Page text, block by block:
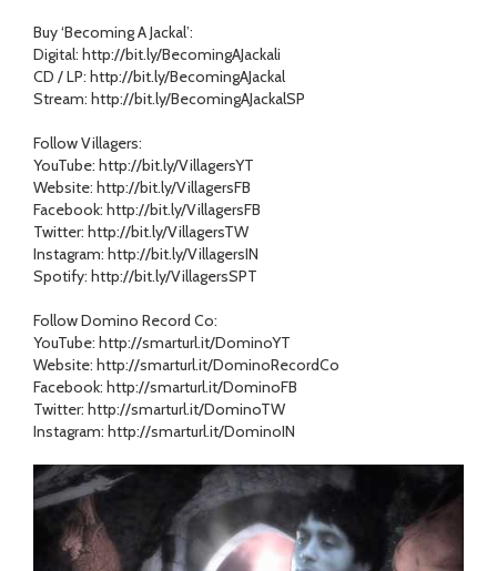
Buy ‘Becoming A Jackal’:
Digital: http://bit.ly/BecomingAJackali
CD / LP: http://bit.ly/BecomingAJackal
Stream: http://bit.ly/BecomingAJackalSP
Follow Villagers:
YouTube: http://bit.ly/VillagersYT
Website: http://bit.ly/VillagersFB
Facebook: http://bit.ly/VillagersFB
Twitter: http://bit.ly/VillagersTW
Instagram: http://bit.ly/VillagersIN
Spotify: http://bit.ly/VillagersSPT
Follow Domino Record Co:
YouTube: http://smarturl.it/DominoYT
Website: http://smarturl.it/DominoRecordCo
Facebook: http://smarturl.it/DominoFB
Twitter: http://smarturl.it/DominoTW
Instagram: http://smarturl.it/DominoIN